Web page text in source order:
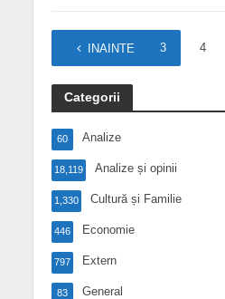
INAINTE
1 2 3 4
Categorii
Analize
60
Analize și opinii
18,119
Cultură și Familie
1,330
Economie
446
Extern
797
General
83